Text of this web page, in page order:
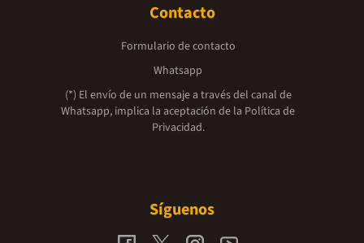
Contacto
Formulario de contacto
Whatsapp
(*) El envío de un mensaje a través del canal de
Whatsapp, implica la aceptación de la Política de
Privacidad.
Síguenos